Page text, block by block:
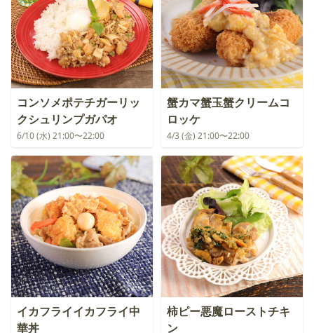
コンソメポテチガーリッ
クシュリンプガパオ
6/10 (水) 21:00〜22:00
蟹カマ蟹玉蟹クリームコ
ロッケ
4/3 (金) 21:00〜22:00
イカフライイカフライ中
華丼
柿ピー悪魔ローストチキ
ン